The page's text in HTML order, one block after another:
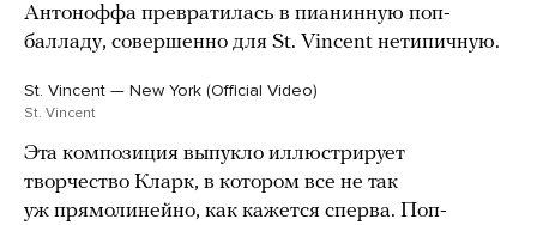
Антоноффа превратилась в пианинную поп-
балладу, совершенно для St. Vincent нетипичную.
St. Vincent — New York (Official Video)
St. Vincent
Эта композиция выпукло иллюстрирует
творчество Кларк, в котором все не так
уж прямолинейно, как кажется сперва. Поп-